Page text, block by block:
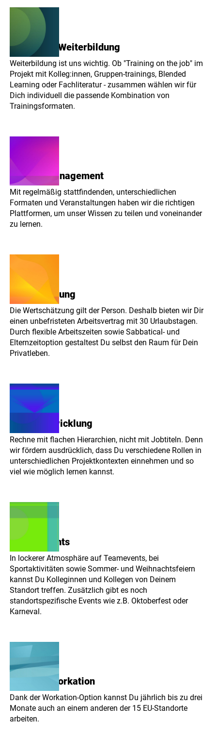
Training & Weiterbildung
Weiterbildung ist uns wichtig. Ob "Training on the job" im
Projekt mit Kolleg:innen, Gruppen-trainings, Blended
Learning oder Fachliteratur - zusammen wählen wir für
Dich individuell die passende Kombination von
Trainingsformaten.
Wissensmanagement
Mit regelmäßig stattfindenden, unterschiedlichen
Formaten und Veranstaltungen haben wir die richtigen
Plattformen, um unser Wissen zu teilen und voneinander
zu lernen.
Wertschätzung
Die Wertschätzung gilt der Person. Deshalb bieten wir Dir
einen unbefristeten Arbeitsvertrag mit 30 Urlaubstagen.
Durch flexible Arbeitszeiten sowie Sabbatical- und
Elternzeitoption gestaltest Du selbst den Raum für Dein
Privatleben.
Weiterentwicklung
Rechne mit flachen Hierarchien, nicht mit Jobtiteln. Denn
wir fördern ausdrücklich, dass Du verschiedene Rollen in
unterschiedlichen Projektkontexten einnehmen und so
viel wie möglich lernen kannst.
Firmenevents
In lockerer Atmosphäre auf Teamevents, bei
Sportaktivitäten sowie Sommer- und Weihnachtsfeiern
kannst Du Kolleginnen und Kollegen von Deinem
Standort treffen. Zusätzlich gibt es noch
standortspezifische Events wie z.B. Oktoberfest oder
Karneval.
Location Workation
Dank der Workation-Option kannst Du jährlich bis zu drei
Monate auch an einem anderen der 15 EU-Standorte
arbeiten.